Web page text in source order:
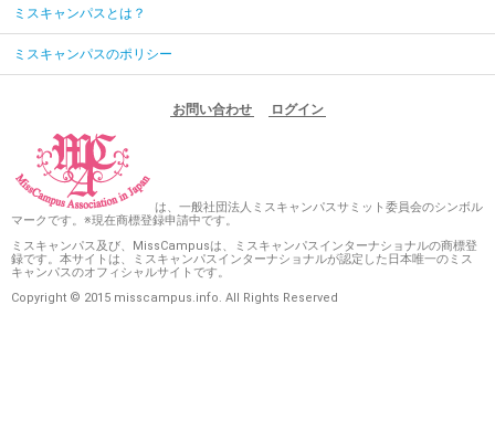
ミスキャンパスとは？
ミスキャンパスのポリシー
お問い合わせ ログイン
は、一般社団法人ミスキャンパスサミット委員会のシンボル
マークです。※現在商標登録申請中です。
ミスキャンパス及び、MissCampusは、ミスキャンパスインターナショナルの商標登
録です。本サイトは、ミスキャンパスインターナショナルが認定した日本唯一のミス
キャンパスのオフィシャルサイトです。
Copyright © 2015 misscampus.info. All Rights Reserved